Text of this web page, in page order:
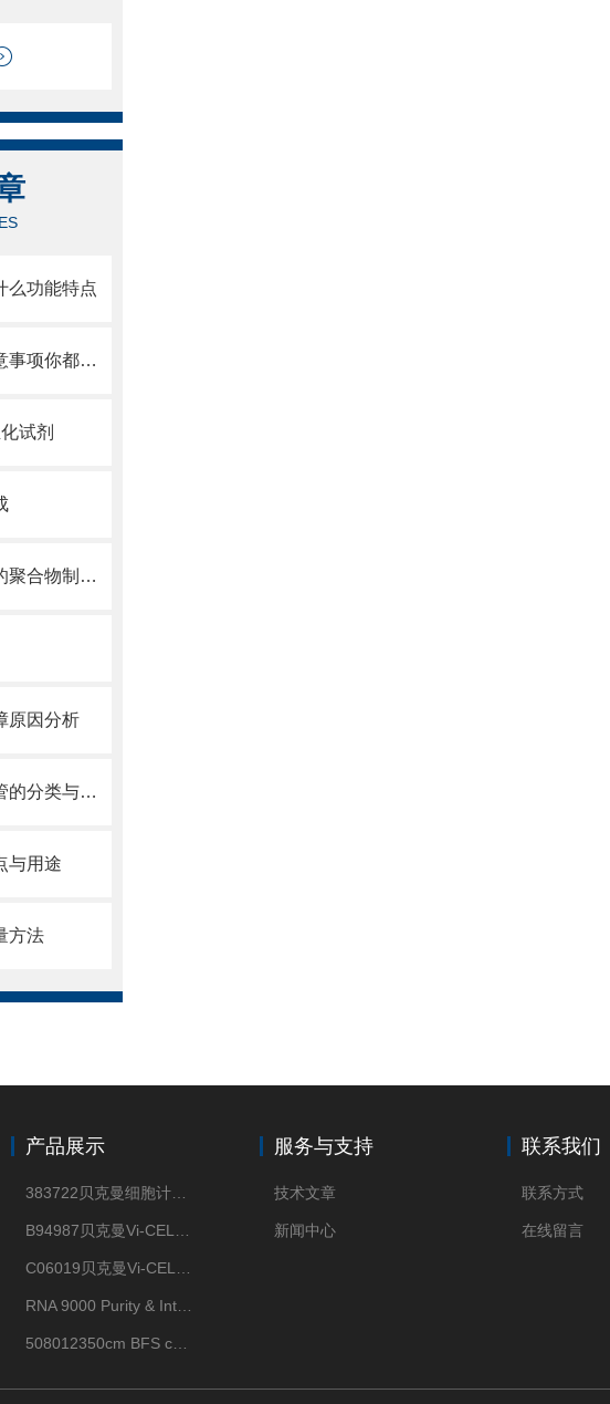
么功能特点
超净工作台主要分类和注意事项你都了解了吗？
试剂
贝克曼离心管采用高强度的聚合物制造，具有优良的耐酸碱性
原因分析
实验室耗材：贝克曼离心管的分类与使用注意事项
与用途
方法
产品展示 服务与支持
技术文章
新闻中心
联系我们
联系方式
在线留言